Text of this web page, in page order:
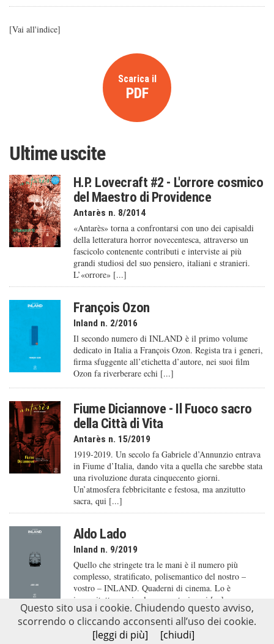
[Vai all'indice]
Scarica il
PDF
Ultime uscite
H.P. Lovecraft #2 - L'orrore cosmico
del Maestro di Providence
Antarès n. 8/2014
«Antarès» torna a confrontarsi con uno dei capisaldi
della letteratura horror novecentesca, attraverso un
fascicolo contenente contributi e interviste ai più
grandi studiosi del suo pensiero, italiani e stranieri.
L’«orrore» [...]
François Ozon
Inland n. 2/2016
Il secondo numero di INLAND è il primo volume
dedicato in Italia a François Ozon. Regista tra i generi,
firma sfuggente all’etichetta d’autore, nei suoi film
Ozon fa riverberare echi [...]
Fiume Diciannove - Il Fuoco sacro
della Città di Vita
Antarès n. 15/2019
1919-2019. Un secolo fa Gabriele d’Annunzio entrava
in Fiume d’Italia, dando vita a quella che sarebbe stata
una rivoluzione durata cinquecento giorni.
Un’atmosfera febbricitante e festosa, ma anzitutto
sacra, qui [...]
Aldo Lado
Inland n. 9/2019
Quello che stringete tra le mani è il numero più
complesso, stratificato, polisemantico del nostro –
vostro – INLAND. Quaderni di cinema. Lo è
innanzitutto grazie al parco autori, mai [...]
Dylan Dog - Nostro orrore
Questo sito usa i cookie. Chiudendo questo avviso,
scorrendo o cliccando acconsenti all’uso dei cookie.
[leggi di più]
[chiudi]